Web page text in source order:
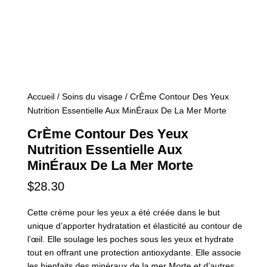
Accueil/ Soins du visage/ CrÈme Contour Des Yeux
Nutrition Essentielle Aux MinÉraux De La Mer Morte
CrÈme Contour Des Yeux
Nutrition Essentielle Aux
MinÉraux De La Mer Morte
$28.30
Cette crème pour les yeux a été créée dans le but
unique d’apporter hydratation et élasticité au contour de
l’œil. Elle soulage les poches sous les yeux et hydrate
tout en offrant une protection antioxydante. Elle associe